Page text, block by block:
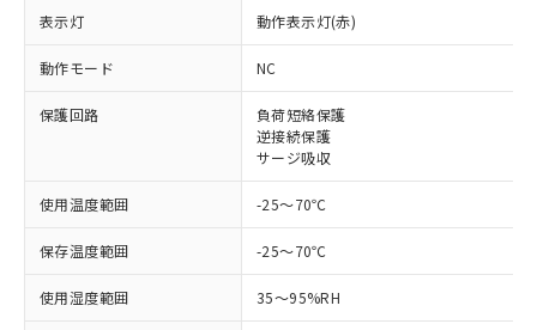
表示灯 動作表示灯(赤)
動作モード NC
保護回路
負荷短絡保護
逆接続保護
サージ吸収
使用温度範囲 -25～70℃
保存温度範囲 -25～70℃
使用湿度範囲 35～95%RH
ご利用条件
以下の条件をお読みいただき、同意のうえ
ご利用ください。
対応済み：EU RoHS指令（10物質）の
非含有に対応した製品が提供可能な商品で
対応予定：EU RoHS指令（10物質）の非含
有に対応した製品に切り替える予定のある
対応予定なし：EU RoHS指令（10物質）の
非含有に非対応の商品で、対応品を出す予
定はありません。